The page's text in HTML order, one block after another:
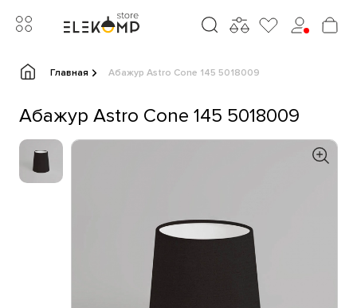
Главная Абажур Astro Cone 145 5018009
Абажур Astro Cone 145 5018009